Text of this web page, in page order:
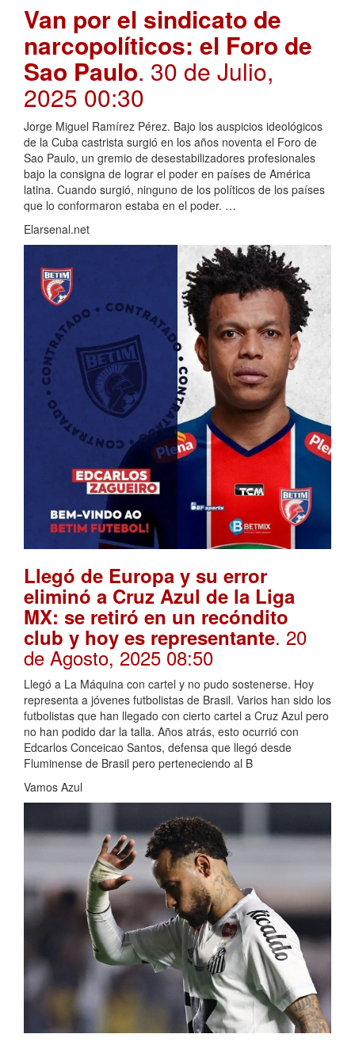
Van por el sindicato de
narcopolíticos: el Foro de
Sao Paulo. 30 de Julio,
2025 00:30
Jorge Miguel Ramírez Pérez. Bajo los auspicios ideológicos
de la Cuba castrista surgió en los años noventa el Foro de
Sao Paulo, un gremio de desestabilizadores profesionales
bajo la consigna de lograr el poder en países de América
latina. Cuando surgió, ninguno de los políticos de los países
que lo conformaron estaba en el poder. …
Elarsenal.net
Llegó de Europa y su error
eliminó a Cruz Azul de la Liga
MX: se retiró en un recóndito
club y hoy es representante. 20
de Agosto, 2025 08:50
Llegó a La Máquina con cartel y no pudo sostenerse. Hoy
representa a jóvenes futbolistas de Brasil. Varios han sido los
futbolistas que han llegado con cierto cartel a Cruz Azul pero
no han podido dar la talla. Años atrás, esto ocurrió con
Edcarlos Conceicao Santos, defensa que llegó desde
Fluminense de Brasil pero perteneciendo al B
Vamos Azul